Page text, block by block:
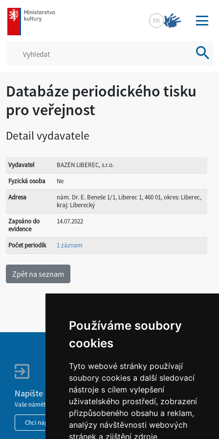
Používáme soubory
cookies
Tyto webové stránky používají
soubory cookies a další sledovací
nástroje s cílem vylepšení
uživatelského prostředí, zobrazení
přizpůsobeného obsahu a reklam,
analýzy návštěvnosti webových
stránek a zjištění zdroje
mkcr.cz
EN
Databáze periodického tisku
pro veřejnost
Detail vydavatele
Vydavatel
BAZÉN LIBEREC, s.r.o.
Fyzická osoba
Ne
Adresa
nám. Dr. E. Beneše 1/1, Liberec 1, 460 01, okres: Liberec,
kraj: Liberecký
Zapsáno do
evidence
14.07.2022
Počet periodik 1 záznam
Napište nám
Vaše náměty, komentáře, připomínky a dotazy nezůstanou bez odezvy.
Chci napsat MKČR